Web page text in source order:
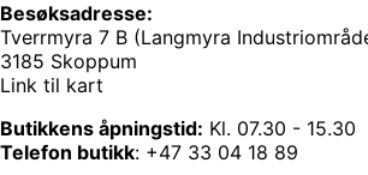
Besøksadresse:
Tverrmyra 7 B (Langmyra
3185 Skoppum
Link til kart
Butikkens åpningstid: Kl. 07.30 - 15.30
Telefon butikk: +47 33 04 18 89